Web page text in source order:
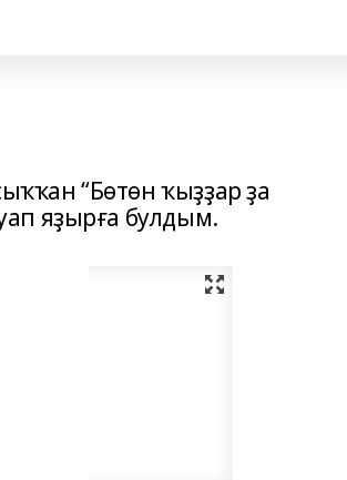
“Бөтөн ҡыҙҙар ҙа
яҙырға булдым.